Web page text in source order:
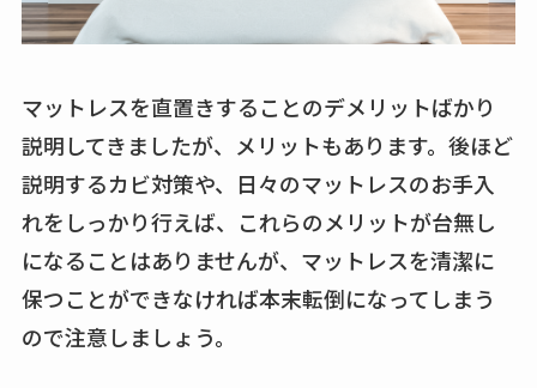
マットレスを直置きすることのデメリットばかり
説明してきましたが、メリットもあります。後ほど
説明するカビ対策や、日々のマットレスのお手入
れをしっかり行えば、これらのメリットが台無し
になることはありませんが、マットレスを清潔に
保つことができなければ本末転倒になってしまう
ので注意しましょう。